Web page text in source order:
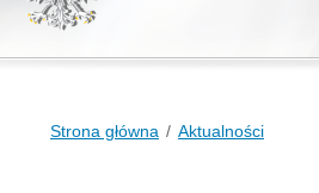
Strona główna Aktualności